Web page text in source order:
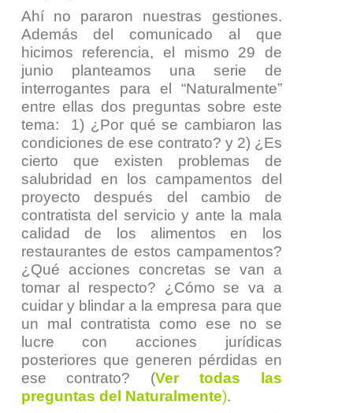
Ahí no pararon nuestras gestiones.
Además del comunicado al que
hicimos referencia, el mismo 29 de
junio planteamos una serie de
interrogantes para el “Naturalmente”
entre ellas dos preguntas sobre este
tema: 1) ¿Por qué se cambiaron las
condiciones de ese contrato? y 2) ¿Es
cierto que existen problemas de
salubridad en los campamentos del
proyecto después del cambio de
contratista del servicio y ante la mala
calidad de los alimentos en los
restaurantes de estos campamentos?
¿Qué acciones concretas se van a
tomar al respecto? ¿Cómo se va a
cuidar y blindar a la empresa para que
un mal contratista como ese no se
lucre con acciones jurídicas
posteriores que generen pérdidas en
ese contrato? (Ver todas las
preguntas del Naturalmente).